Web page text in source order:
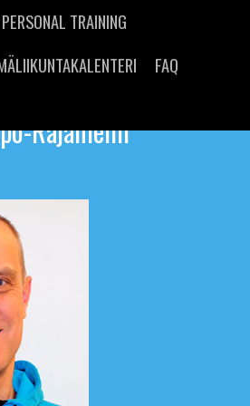
PERSONAL TRAINING
FAQ
Rajaniemi